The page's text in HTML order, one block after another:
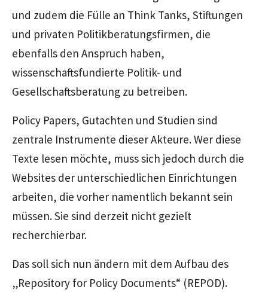
und zudem die Fülle an Think Tanks, Stiftungen
und privaten Politikberatungsfirmen, die
ebenfalls den Anspruch haben,
wissenschaftsfundierte Politik- und
Gesellschaftsberatung zu betreiben.
Policy Papers, Gutachten und Studien sind
zentrale Instrumente dieser Akteure. Wer diese
Texte lesen möchte, muss sich jedoch durch die
Websites der unterschiedlichen Einrichtungen
arbeiten, die vorher namentlich bekannt sein
müssen. Sie sind derzeit nicht gezielt
recherchierbar.
Das soll sich nun ändern mit dem Aufbau des
„Repository for Policy Documents“ (REPOD).